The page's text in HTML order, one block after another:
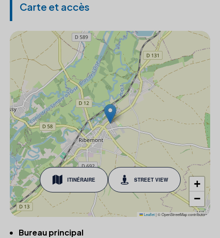
Carte et accès
ITINÉRAIRE STREET VIEW
+
−
Leaflet|© OpenStreetMap contributors
Bureau principal